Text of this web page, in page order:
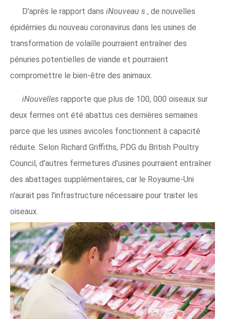
D'après le rapport dans iNouveau s , de nouvelles
épidémies du nouveau coronavirus dans les usines de
transformation de volaille pourraient entraîner des
pénuries potentielles de viande et pourraient
compromettre le bien-être des animaux.
iNouvelles rapporte que plus de 100, 000 oiseaux sur
deux fermes ont été abattus ces dernières semaines
parce que les usines avicoles fonctionnent à capacité
réduite. Selon Richard Griffiths, PDG du British Poultry
Council, d'autres fermetures d'usines pourraient entraîner
des abattages supplémentaires, car le Royaume-Uni
n'aurait pas l'infrastructure nécessaire pour traiter les
oiseaux.